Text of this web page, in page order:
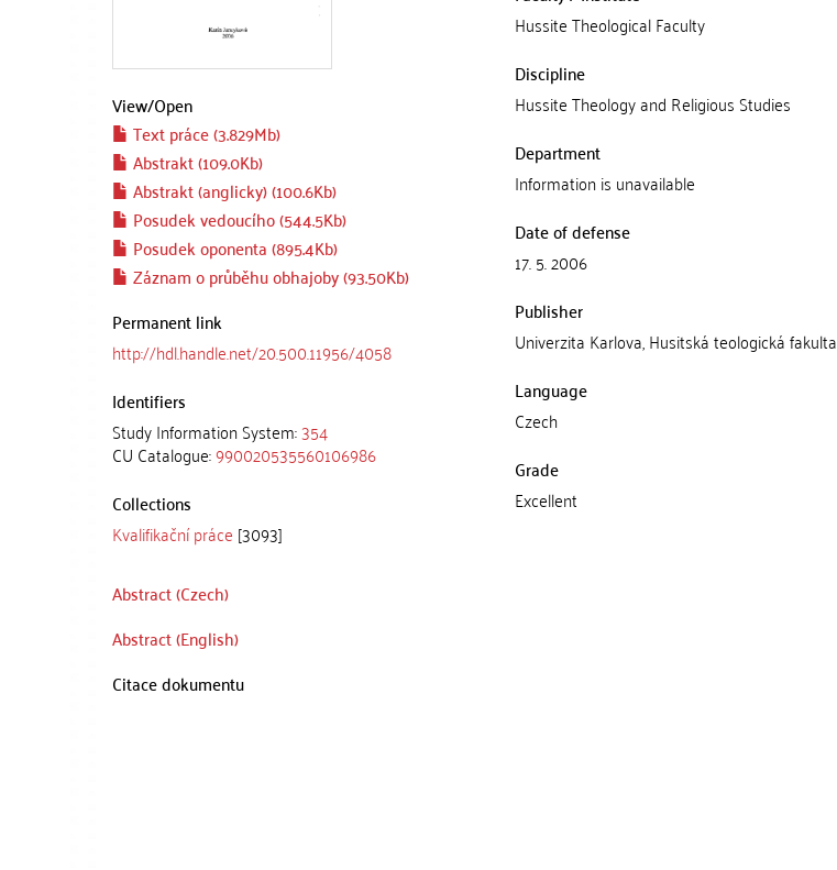
View/Open
Text práce (3.829Mb)
Abstrakt (109.0Kb)
Abstrakt (anglicky) (100.6Kb)
Posudek vedoucího (544.5Kb)
Posudek oponenta (895.4Kb)
Záznam o průběhu obhajoby (93.50Kb)
Permanent link
http://hdl.handle.net/20.500.11956/4058
Identifiers
Study Information System:354
CU Catalogue:990020535560106986
Collections
Kvalifikační práce [3093]
Hussite Theological Faculty
Discipline
Hussite Theology and Religious Studies
Department
Information is unavailable
Date of defense
17. 5. 2006
Publisher
Univerzita Karlova, Husitská teologická fakulta
Language
Czech
Grade
Excellent
Abstract (Czech)
Abstract (English)
Citace dokumentu